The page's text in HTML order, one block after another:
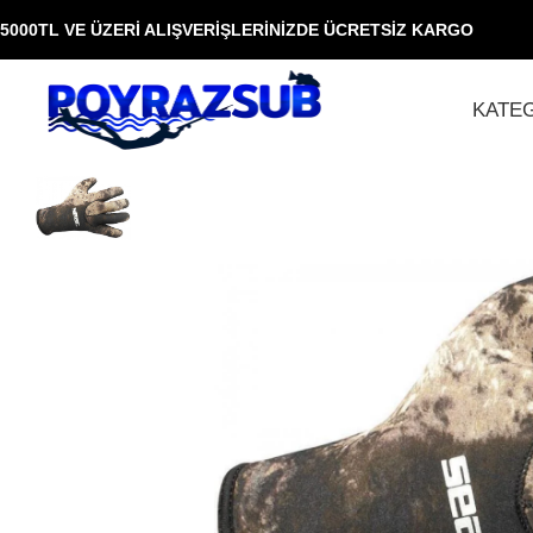
5000TL VE ÜZERİ ALIŞVERİŞLERİNİZDE ÜCRETSİZ KARGO